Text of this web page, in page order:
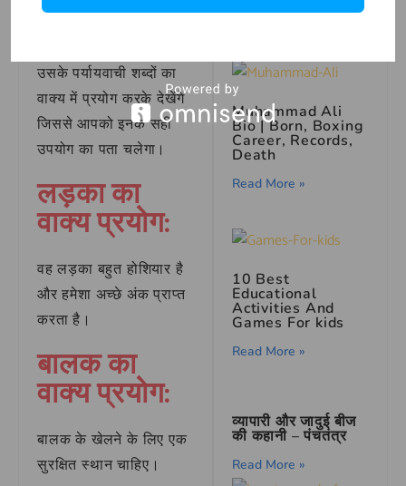
समझें
उसके पर्यायवाची शब्दों का
वाक्य में प्रयोग करके देखेंगे
जिससे आपको इनके सही
उपयोग का पता चलेगा।
लड़का का
वाक्य प्रयोग:
वह लड़का बहुत होशियार है
और हमेशा अच्छे अंक प्राप्त
करता है।
बालक का
वाक्य प्रयोग:
बालक के खेलने के लिए एक
सुरक्षित स्थान चाहिए।
Read More »
Muhammad Ali
Bio| Born, Boxing
Career, Records,
Death
Read More »
10 Best
Educational
Activities And
Games For kids
Read More »
व्यापारी और जादुई बीज
की कहानी – पंचतंत्र
Read More »